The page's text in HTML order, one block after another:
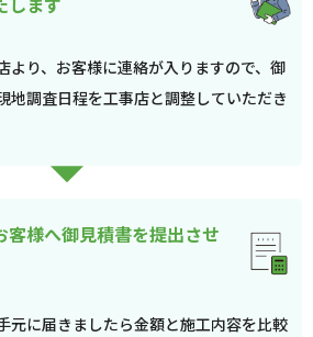
より、お客様に連絡が入りますので、御
地調査日程を工事店と調整していただき
客様へ御見積書を提出させ
元に届きましたら金額と施工内容を比較